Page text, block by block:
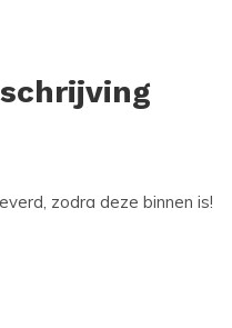
zodra deze binnen is!